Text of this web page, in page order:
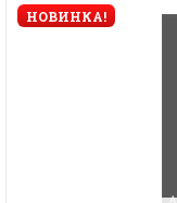
НОВИНКА!